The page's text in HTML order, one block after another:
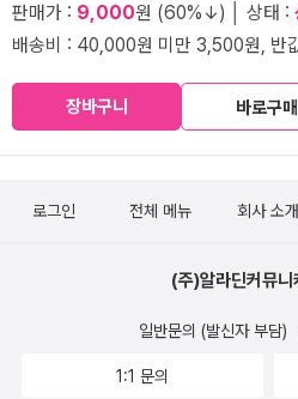
판매가 : 9,000원 (60%↓) │ 상태 :
배송비 : 40,000원 미만 3,500원, 반
장바구니 바로구매
로그인 전체 메뉴 회사 소개
(주)알라딘커뮤니
일반문의 (발신자 부담)
1:1 문의